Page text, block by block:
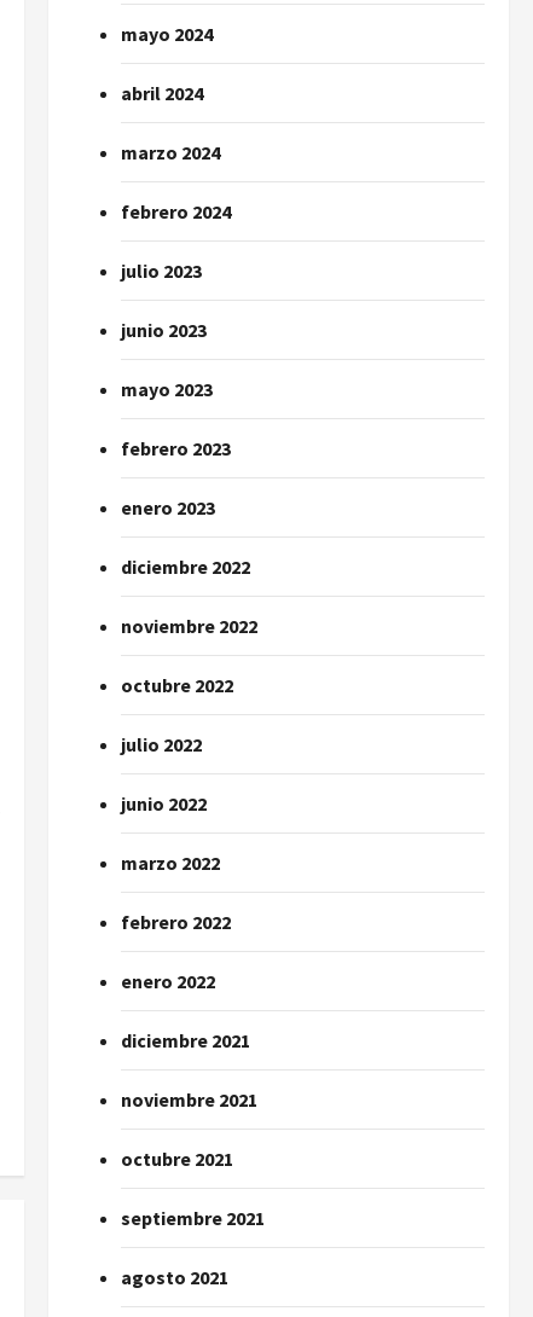
mayo 2024
abril 2024
marzo 2024
febrero 2024
julio 2023
junio 2023
mayo 2023
febrero 2023
enero 2023
diciembre 2022
noviembre 2022
octubre 2022
julio 2022
junio 2022
marzo 2022
febrero 2022
enero 2022
diciembre 2021
noviembre 2021
octubre 2021
septiembre 2021
agosto 2021